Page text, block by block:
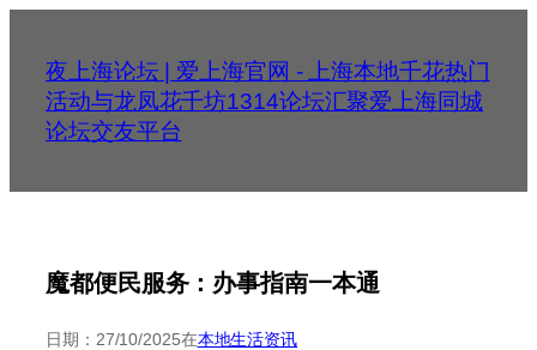
夜上海论坛 | 爱上海官网 - 上海本地千花热门
活动与龙凤花千坊1314论坛汇聚爱上海同城
论坛交友平台
魔都便民服务：办事指南一本通
日期： 27/10/2025在本地生活资讯